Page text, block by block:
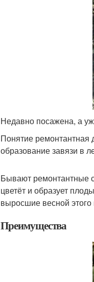
Недавно посажена, а
Понятие ремонтантная
образование завязи в
Бывают ремонтантные
цветёт и образует
выросшие весной этого
Преимущества